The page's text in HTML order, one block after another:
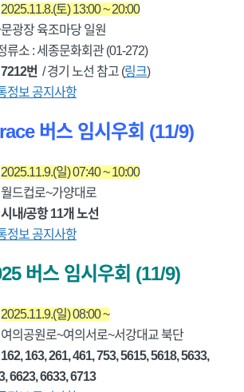
2025.11.8.(토) 13:00 ~ 20:00
광장 육조마당 일원
류소 : 세종문화회관 (01-272)
7212번 / 경기 노선 참고 (링크)
정보 공지사항
버스 임시우회 (11/9)
2025.11.9.(일) 07:40 ~ 10:00
드컵로~가양대로
시내/공항 11개 노선
정보 공지사항
버스 임시우회 (11/9)
2025.11.9.(일) 08:00 ~
의공원로~여의서로~서강대교 북단
162, 163, 261, 461, 753, 5615, 5618, 5633,
6623, 6633, 6713